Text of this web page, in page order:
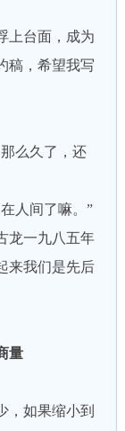
台面，成为
稿，希望我写
么久了，还
人间了嘛。”
一九八五年
来我们是先后
量
如果缩小到